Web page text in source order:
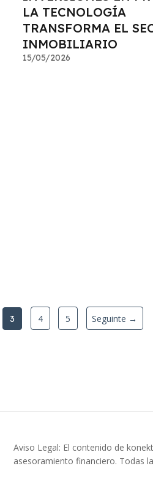
LA TECNOLOGÍA
TRANSFORMA EL
INMOBILIARIO
15/05/2026
3 4 5 Seguinte →
Aviso Legal: El contenido de
asesoramiento financiero. Todas